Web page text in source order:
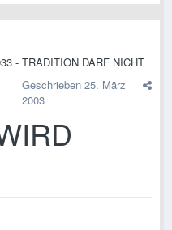
- TRADITION DARF NICHT
Geschrieben 25. März
2003